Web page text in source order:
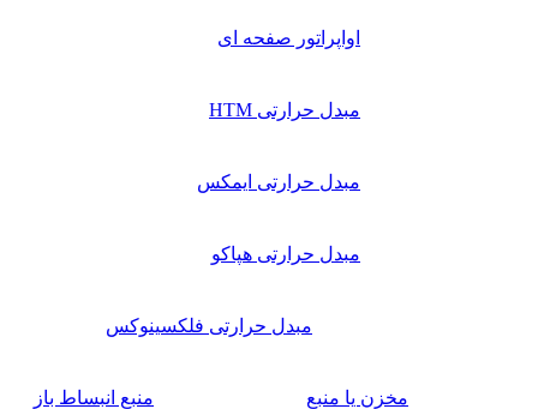
اواپراتور صفحه ای
مبدل حرارتی HTM
مبدل حرارتی ایمکس
مبدل حرارتی هپاکو
مبدل حرارتی فلکسینوکس
مخزن یا منبع منبع انبساط باز